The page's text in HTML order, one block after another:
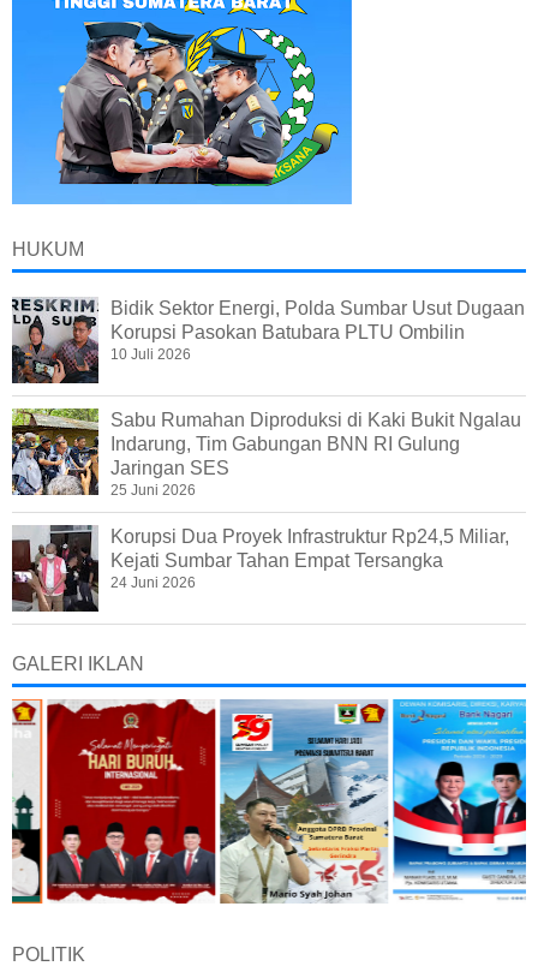
HUKUM
Bidik Sektor Energi, Polda Sumbar Usut Dugaan
Korupsi Pasokan Batubara PLTU Ombilin
10 Juli 2026
Sabu Rumahan Diproduksi di Kaki Bukit Ngalau
Indarung, Tim Gabungan BNN RI Gulung
Jaringan SES
25 Juni 2026
Korupsi Dua Proyek Infrastruktur Rp24,5 Miliar,
Kejati Sumbar Tahan Empat Tersangka
24 Juni 2026
GALERI IKLAN
POLITIK